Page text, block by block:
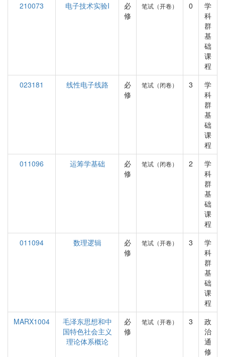
210073
电子技术实验I
必
修
笔试（开卷） 0
学
科
群
基
础
课
程
023181
线性电子线路
必
修
笔试（闭卷） 3
学
科
群
基
础
课
程
011096
运筹学基础
必
修
笔试（闭卷） 2
学
科
群
基
础
课
程
011094
数理逻辑
必
修
笔试（开卷） 3
学
科
群
基
础
课
程
MARX1004
毛泽东思想和中
国特色社会主义
理论体系概论
必
修
笔试（开卷） 3
政
治
通
修